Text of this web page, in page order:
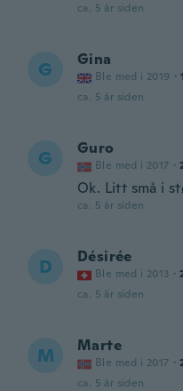
ca. 5 år siden
G Gina
Ble med i 2019 ·
ca. 5 år siden
G Guro
Ble med i 2017 ·
Ok. Litt små i
ca. 5 år siden
D Désirée
Ble med i 2013 ·
ca. 5 år siden
M Marte
Ble med i 2017 ·
ca. 5 år siden